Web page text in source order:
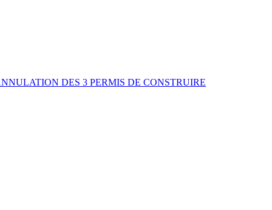
DES 3 PERMIS DE CONSTRUIRE